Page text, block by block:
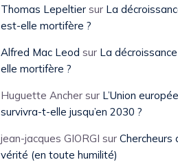
Thomas Lepeltier sur La
est-elle mortifère ?
Alfred Mac Leod sur La
elle mortifère ?
Huguette Ancher sur L’Union
survivra-t-elle jusqu’en 2030 ?
jean-jacques GIORGI sur Chercheurs
vérité (en toute humilité)